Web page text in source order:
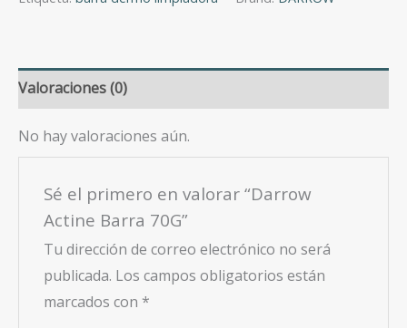
Valoraciones (0)
No hay valoraciones aún.
Sé el primero en valorar “Darrow
Actine Barra 70G”
Tu dirección de correo electrónico no será
publicada. Los campos obligatorios están
marcados con *